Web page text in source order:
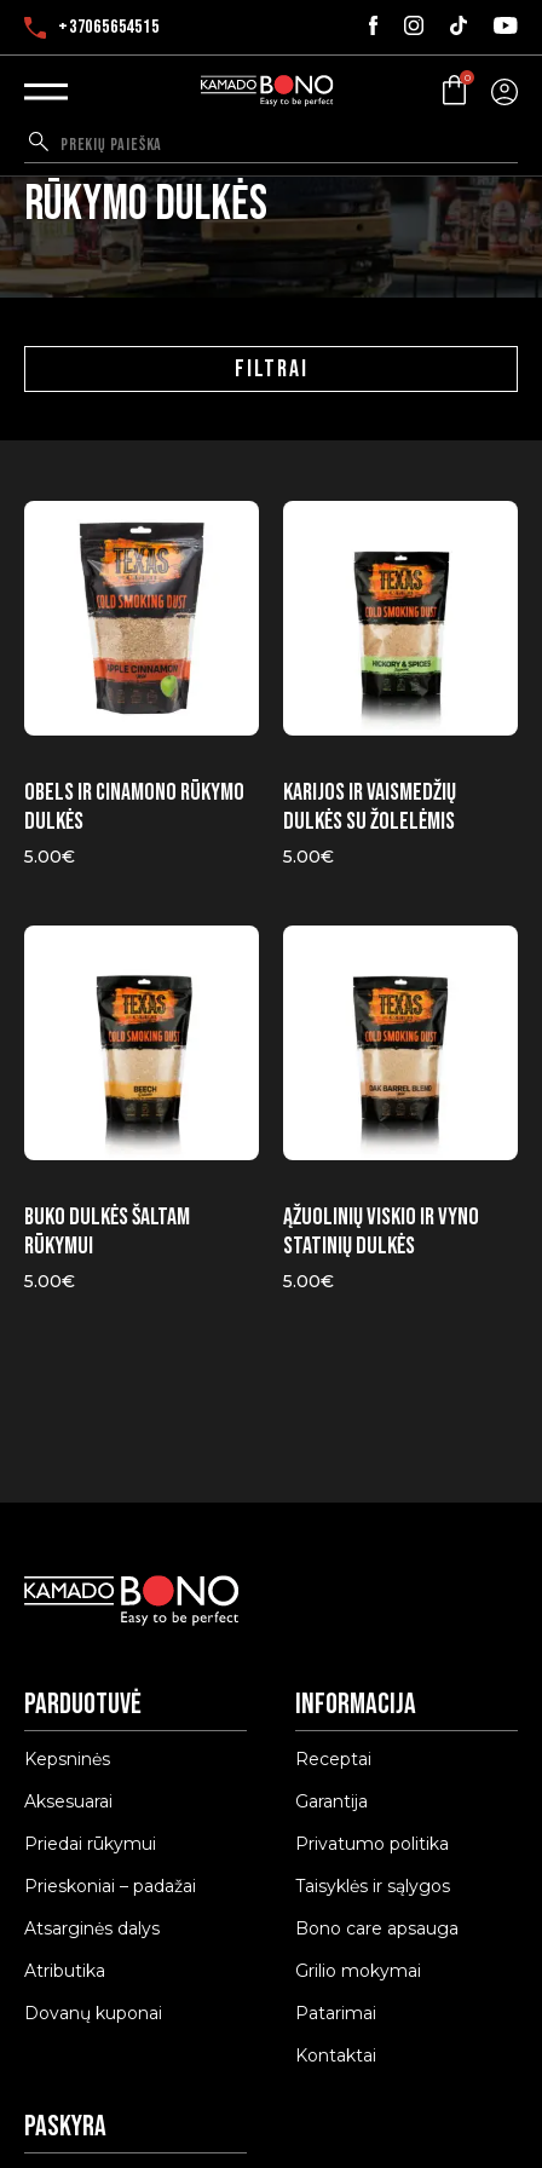
+37065654515
0
Rūkymo dulkės
FILTRAI
Obels ir cinamono rūkymo
dulkės
5.00€
Karijos ir vaismedžių
dulkės su žolelėmis
5.00€
Buko dulkės šaltam
rūkymui
5.00€
Ąžuolinių viskio ir vyno
statinių dulkės
5.00€
Parduotuvė
Kepsninės
Aksesuarai
Priedai rūkymui
Prieskoniai – padažai
Atsarginės dalys
Atributika
Dovanų kuponai
Informacija
Receptai
Garantija
Privatumo politika
Taisyklės ir sąlygos
Bono care apsauga
Grilio mokymai
Patarimai
Kontaktai
Paskyra